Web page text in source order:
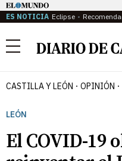
ES NOTICIA Eclipse
Menú
CASTILLA Y LEÓN OPINIÓN
LEÓN
El COVID-19